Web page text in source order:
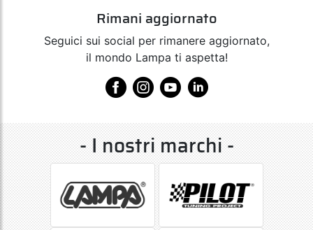
Rimani aggiornato
Seguici sui social per rimanere aggiornato,
il mondo Lampa ti aspetta!
- I nostri marchi -